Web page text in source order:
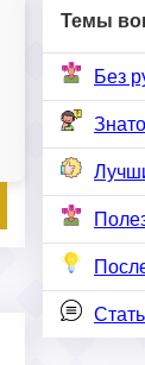
Темы
Без